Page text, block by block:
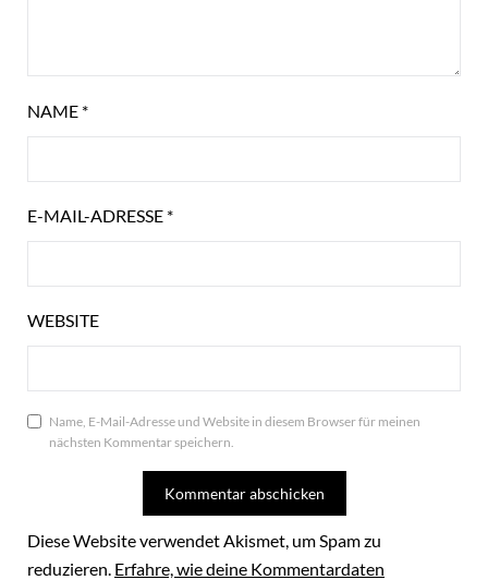
NAME *
E-MAIL-ADRESSE *
WEBSITE
Name, E-Mail-Adresse und Website in diesem Browser für meinen
nächsten Kommentar speichern.
Diese Website verwendet Akismet, um Spam zu
reduzieren. Erfahre, wie deine Kommentardaten